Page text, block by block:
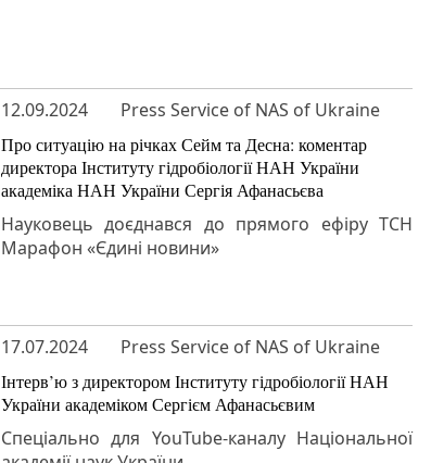
12.09.2024 Press Service of NAS of Ukraine
Про ситуацію на річках Сейм та Десна: коментар
директора Інституту гідробіології НАН України
академіка НАН України Сергія Афанасьєва
Науковець доєднався до прямого ефіру ТСН
Марафон «Єдині новини»
17.07.2024 Press Service of NAS of Ukraine
Інтерв’ю з директором Інституту гідробіології НАН
України академіком Сергієм Афанасьєвим
Спеціально для YouTube-каналу Національної